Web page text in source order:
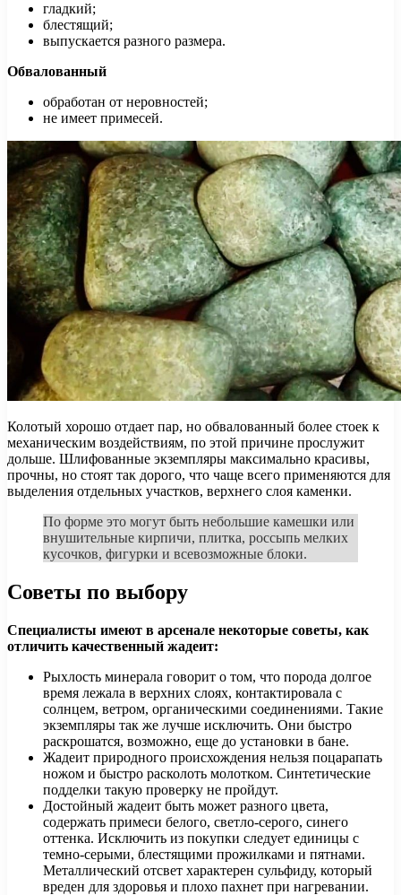
гладкий;
блестящий;
выпускается разного размера.
Обвалованный
обработан от неровностей;
не имеет примесей.
Колотый хорошо отдает пар, но обвалованный более стоек к
механическим воздействиям, по этой причине прослужит
дольше. Шлифованные экземпляры максимально красивы,
прочны, но стоят так дорого, что чаще всего применяются для
выделения отдельных участков, верхнего слоя каменки.
По форме это могут быть небольшие камешки или
внушительные кирпичи, плитка, россыпь мелких
кусочков, фигурки и всевозможные блоки.
Советы по выбору
Специалисты имеют в арсенале некоторые советы, как
отличить качественный жадеит:
Рыхлость минерала говорит о том, что порода долгое
время лежала в верхних слоях, контактировала с
солнцем, ветром, органическими соединениями. Такие
экземпляры так же лучше исключить. Они быстро
раскрошатся, возможно, еще до установки в бане.
Жадеит природного происхождения нельзя поцарапать
ножом и быстро расколоть молотком. Синтетические
подделки такую проверку не пройдут.
Достойный жадеит быть может разного цвета,
содержать примеси белого, светло-серого, синего
оттенка. Исключить из покупки следует единицы с
темно-серыми, блестящими прожилками и пятнами.
Металлический отсвет характерен сульфиду, который
вреден для здоровья и плохо пахнет при нагревании.